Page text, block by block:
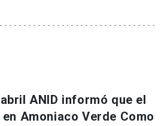
ANID informó que el
Amoniaco Verde Como